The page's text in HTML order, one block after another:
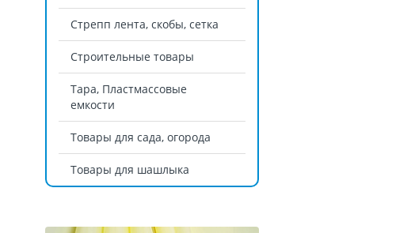
Стрепп лента, скобы, сетка
Строительные товары
Тара, Пластмассовые
емкости
Товары для сада, огорода
Товары для шашлыка